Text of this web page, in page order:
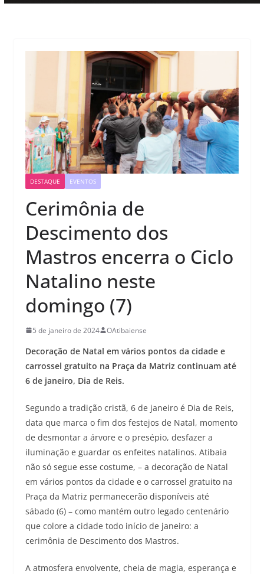
DESTAQUE EVENTOS
Cerimônia de
Descimento dos
Mastros encerra o Ciclo
Natalino neste
domingo (7)
5 de janeiro de 2024 OAtibaiense
Decoração de Natal em vários pontos da cidade e
carrossel gratuito na Praça da Matriz continuam até
6 de janeiro, Dia de Reis.
Segundo a tradição cristã, 6 de janeiro é Dia de Reis,
data que marca o fim dos festejos de Natal, momento
de desmontar a árvore e o presépio, desfazer a
iluminação e guardar os enfeites natalinos. Atibaia
não só segue esse costume, – a decoração de Natal
em vários pontos da cidade e o carrossel gratuito na
Praça da Matriz permanecerão disponíveis até
sábado (6) – como mantém outro legado centenário
que colore a cidade todo início de janeiro: a
cerimônia de Descimento dos Mastros.
A atmosfera envolvente, cheia de magia, esperança e